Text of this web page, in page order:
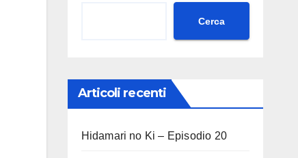
Cerca
Articoli recenti
Hidamari no Ki – Episodio 20